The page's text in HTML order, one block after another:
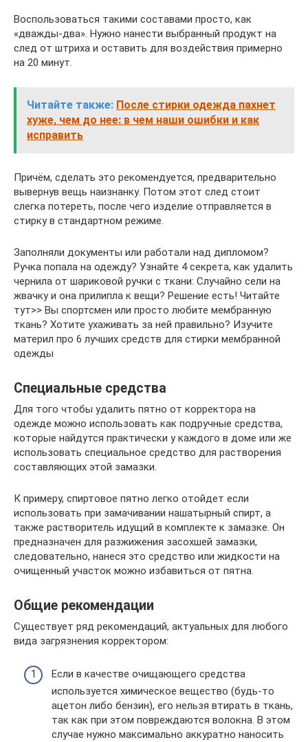
Воспользоваться такими составами просто, как
«дважды-два». Нужно нанести выбранный продукт на
след от штриха и оставить для воздействия примерно
на 20 минут.
Читайте также: После стирки одежда пахнет
хуже, чем до нее: в чем наши ошибки и как
исправить
Причём, сделать это рекомендуется, предварительно
вывернув вещь наизнанку. Потом этот след стоит
слегка потереть, после чего изделие отправляется в
стирку в стандартном режиме.
Заполняли документы или работали над дипломом?
Ручка попала на одежду? Узнайте 4 секрета, как удалить
чернила от шариковой ручки с ткани: Случайно сели на
жвачку и она прилипла к вещи? Решение есть! Читайте
тут>> Вы спортсмен или просто любите мембранную
ткань? Хотите ухаживать за ней правильно? Изучите
материл про 6 лучших средств для стирки мембранной
одежды
Специальные средства
Для того чтобы удалить пятно от корректора на
одежде можно использовать как подручные средства,
которые найдутся практически у каждого в доме или же
использовать специальное средство для растворения
составляющих этой замазки.
К примеру, спиртовое пятно легко отойдет если
использовать при замачивании нашатырный спирт, а
также растворитель идущий в комплекте к замазке. Он
предназначен для разжижения засохшей замазки,
следовательно, нанеся это средство или жидкости на
очищенный участок можно избавиться от пятна.
Общие рекомендации
Существует ряд рекомендаций, актуальных для любого
вида загрязнения корректором:
Если в качестве очищающего средства
используется химическое вещество (будь-то
ацетон либо бензин), его нельзя втирать в ткань,
так как при этом повреждаются волокна. В этом
случае нужно максимально аккуратно наносить